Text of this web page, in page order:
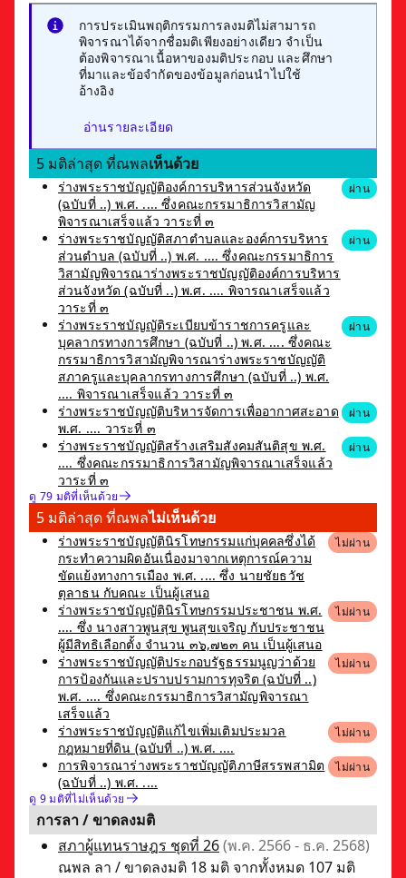
การประเมินพฤติกรรมการลงมติไม่สามารถ
พิจารณาได้จากชื่อมติเพียงอย่างเดียว จำเป็น
ต้องพิจารณาเนื้อหาของมติประกอบ และศึกษา
ที่มาและข้อจำกัดของข้อมูลก่อนนำไปใช้
อ้างอิง
อ่านรายละเอียด
5 มติล่าสุด ที่ณพลเห็นด้วย
ร่างพระราชบัญญัติองค์การบริหารส่วนจังหวัด
(ฉบับที่ ..) พ.ศ. .... ซึ่งคณะกรรมาธิการวิสามัญ
พิจารณาเสร็จแล้ว วาระที่ ๓
ผ่าน
ร่างพระราชบัญญัติสภาตำบลและองค์การบริหาร
ส่วนตำบล (ฉบับที่ ..) พ.ศ. .... ซึ่งคณะกรรมาธิการ
วิสามัญพิจารณาร่างพระราชบัญญัติองค์การบริหาร
ส่วนจังหวัด (ฉบับที่ ..) พ.ศ. .... พิจารณาเสร็จแล้ว
วาระที่ ๓
ผ่าน
ร่างพระราชบัญญัติระเบียบข้าราชการครูและ
บุคลากรทางการศึกษา (ฉบับที่ ..) พ.ศ. .... ซึ่งคณะ
กรรมาธิการวิสามัญพิจารณาร่างพระราชบัญญัติ
สภาครูและบุคลากรทางการศึกษา (ฉบับที่ ..) พ.ศ.
.... พิจารณาเสร็จแล้ว วาระที่ ๓
ผ่าน
ร่างพระราชบัญญัติบริหารจัดการเพื่ออากาศสะอาด
พ.ศ. .... วาระที่ ๓
ผ่าน
ร่างพระราชบัญญัติสร้างเสริมสังคมสันติสุข พ.ศ.
.... ซึ่งคณะกรรมาธิการวิสามัญพิจารณาเสร็จแล้ว
วาระที่ ๓
ผ่าน
ดู 79 มติที่เห็นด้วย
5 มติล่าสุด ที่ณพลไม่เห็นด้วย
ร่างพระราชบัญญัตินิรโทษกรรมแก่บุคคลซึ่งได้
กระทำความผิดอันเนื่องมาจากเหตุการณ์ความ
ขัดแย้งทางการเมือง พ.ศ. .... ซึ่ง นายชัยธวัช
ตุลาธน กับคณะ เป็นผู้เสนอ
ไม่ผ่าน
ร่างพระราชบัญญัตินิรโทษกรรมประชาชน พ.ศ.
.... ซึ่ง นางสาวพูนสุข พูนสุขเจริญ กับประชาชน
ผู้มีสิทธิเลือกตั้ง จำนวน ๓๖,๗๒๓ คน เป็นผู้เสนอ
ไม่ผ่าน
ร่างพระราชบัญญัติประกอบรัฐธรรมนูญว่าด้วย
การป้องกันและปราบปรามการทุจริต (ฉบับที่ ..)
พ.ศ. .... ซึ่งคณะกรรมาธิการวิสามัญพิจารณา
เสร็จแล้ว
ไม่ผ่าน
ร่างพระราชบัญญัติแก้ไขเพิ่มเติมประมวล
กฎหมายที่ดิน (ฉบับที่ ..) พ.ศ. ....
ไม่ผ่าน
การพิจารณาร่างพระราชบัญญัติภาษีสรรพสามิต
(ฉบับที่ ..) พ.ศ. ....
ไม่ผ่าน
ดู 9 มติที่ไม่เห็นด้วย
การลา / ขาดลงมติ
สภาผู้แทนราษฎร ชุดที่ 26(พ.ค. 2566 - ธ.ค. 2568)
ณพล ลา / ขาดลงมติ 18 มติ จากทั้งหมด 107 มติ